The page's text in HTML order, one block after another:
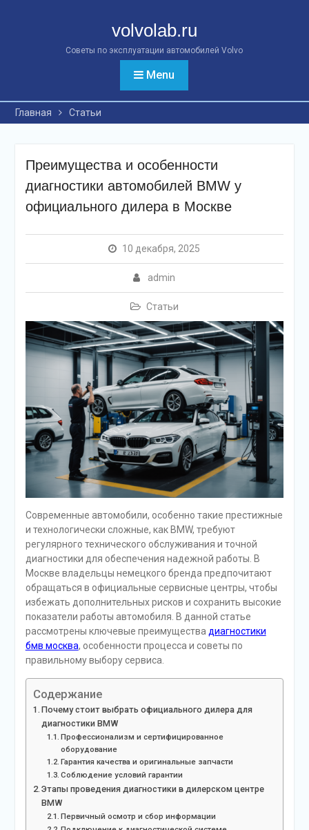
volvolab.ru
Советы по эксплуатации автомобилей Volvo
Menu
Главная Статьи
Преимущества и особенности
диагностики автомобилей BMW у
официального дилера в Москве
10 декабря, 2025
admin
Статьи
Современные автомобили, особенно такие престижные
и технологически сложные, как BMW, требуют
регулярного технического обслуживания и точной
диагностики для обеспечения надежной работы. В
Москве владельцы немецкого бренда предпочитают
обращаться в официальные сервисные центры, чтобы
избежать дополнительных рисков и сохранить высокие
показатели работы автомобиля. В данной статье
рассмотрены ключевые преимущества диагностики
бмв москва, особенности процесса и советы по
правильному выбору сервиса.
Содержание
Почему стоит выбрать официального дилера для
диагностики BMW
Профессионализм и сертифицированное
оборудование
Гарантия качества и оригинальные запчасти
Соблюдение условий гарантии
Этапы проведения диагностики в дилерском центре
BMW
Первичный осмотр и сбор информации